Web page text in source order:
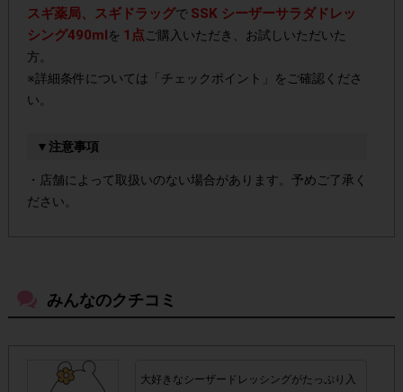
スギ薬局、スギドラッグで SSK シーザーサラダドレッ
シング490ml を 1点ご購入いただき、お試しいただいた
方。
※詳細条件については「チェックポイント」をご確認くださ
い。
▼注意事項
・店舗によって取扱いのない場合があります。予めご了承く
ださい。
・スマートフォン、携帯電話、タブレットPCにつきまし
ます。
みんなのクチコミ
大好きなシーザードレッシングがたっぷり入